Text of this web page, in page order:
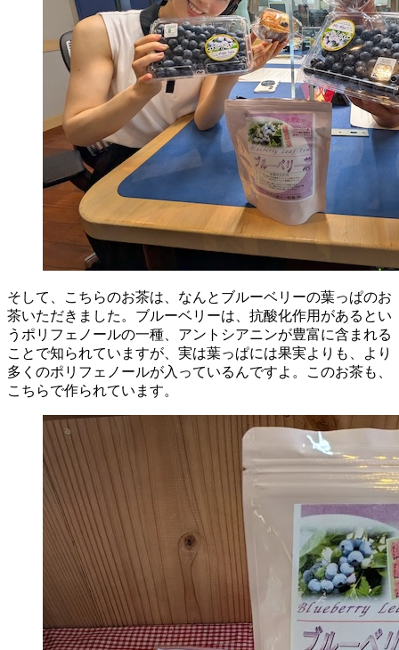
そして、こちらのお茶は、なんとブルーベリーの葉っぱのお
茶いただきました。ブルーベリーは、抗酸化作用があるとい
うポリフェノールの一種、アントシアニンが豊富に含まれる
ことで知られていますが、実は葉っぱには果実よりも、より
多くのポリフェノールが入っているんですよ。このお茶も、
こちらで作られています。